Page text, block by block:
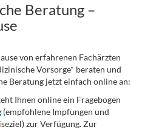
Beratung –
von erfahrenen Fachärzten
Vorsorge* beraten und
Beratung jetzt einfach online an:
Ihnen online ein Fragebogen
(empfohlene Impfungen und
zur Verfügung. Zur